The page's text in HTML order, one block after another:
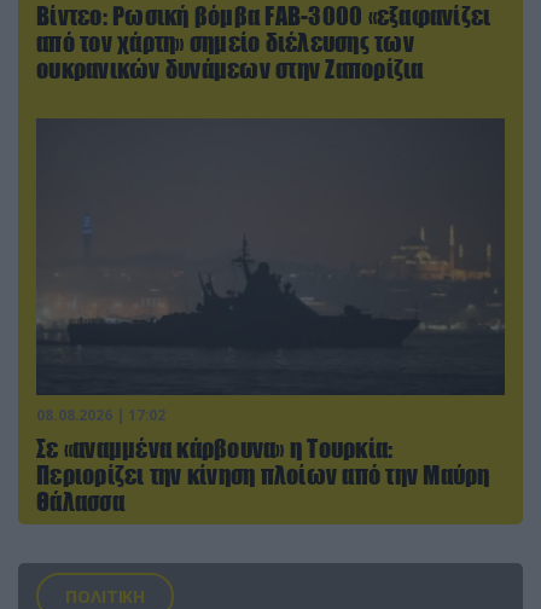
Βίντεο: Ρωσική βόμβα FAB-3000 «εξαφανίζει
από τον χάρτη» σημείο διέλευσης των
ουκρανικών δυνάμεων στην Ζαπορίζια
08.08.2026 | 17:02
Σε «αναμμένα κάρβουνα» η Τουρκία:
Περιορίζει την κίνηση πλοίων από την Μαύρη
Θάλασσα
ΠΟΛΙΤΙΚΗ